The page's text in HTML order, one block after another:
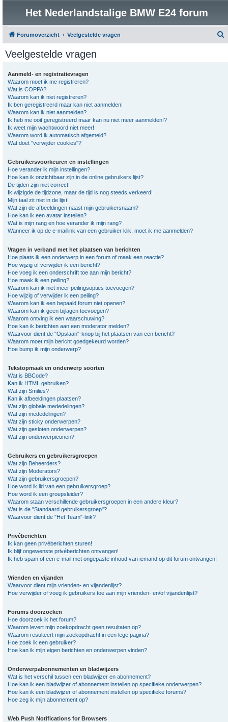
Het Nederlandstalige BMW E24 forum
Forumoverzicht Veelgestelde vragen
Veelgestelde vragen
Aanmeld- en registratievragen
Waarom moet ik me registreren?
Wat is COPPA?
Waarom kan ik niet registreren?
Ik ben geregistreerd maar kan niet aanmelden!
Waarom kan ik niet aanmelden?
Ik heb me ooit geregistreerd maar kan nu niet meer aanmelden!?
Ik weet mijn wachtwoord niet meer!
Waarom word ik automatisch afgemeld?
Wat doet "verwijder cookies"?
Gebruikersvoorkeuren en instellingen
Hoe verander ik mijn instellingen?
Hoe kan ik onzichtbaar zijn in de online gebruikers lijst?
De tijden zijn niet correct!
Ik wijzigde de tijdzone, maar de tijd is nog steeds verkeerd!
Mijn taal zit niet in de lijst!
Wat zijn de afbeeldingen naast mijn gebruikersnaam?
Hoe kan ik een avatar instellen?
Wat is mijn rang en hoe verander ik mijn rang?
Wanneer ik op de e-maillink van een gebruiker klik, moet ik me aanmelden?
Vragen in verband met het plaatsen van berichten
Hoe plaats ik een onderwerp in een forum of maak een reactie?
Hoe wijzig of verwijder ik een bericht?
Hoe voeg ik een onderschrift toe aan mijn bericht?
Hoe maak ik een peiling?
Waarom kan ik niet meer peilingsopties toevoegen?
Hoe wijzig of verwijder ik een peiling?
Waarom kan ik een bepaald forum niet openen?
Waarom kan ik geen bijlagen toevoegen?
Waarom ontving ik een waarschuwing?
Hoe kan ik berichten aan een moderator melden?
Waarvoor dient de "Opslaan"-knop bij het plaatsen van een bericht?
Waarom moet mijn bericht goedgekeurd worden?
Hoe bump ik mijn onderwerp?
Tekstopmaak en onderwerp soorten
Wat is BBCode?
Kan ik HTML gebruiken?
Wat zijn Smilies?
Kan ik afbeeldingen plaatsen?
Wat zijn globale mededelingen?
Wat zijn mededelingen?
Wat zijn sticky onderwerpen?
Wat zijn gesloten onderwerpen?
Wat zijn onderwerpiconen?
Gebruikers en gebruikersgroepen
Wat zijn Beheerders?
Wat zijn Moderators?
Wat zijn gebruikersgroepen?
Hoe word ik lid van een gebruikersgroep?
Hoe word ik een groepsleider?
Waarom staan verschillende gebruikersgroepen in een andere kleur?
Wat is de "Standaard gebruikersgroep"?
Waarvoor dient de "Het Team"-link?
Privéberichten
Ik kan geen privéberichten sturen!
Ik blijf ongewenste privéberichten ontvangen!
Ik heb spam of een e-mail met ongepaste inhoud van iemand op dit forum ontvangen!
Vrienden en vijanden
Waarvoor dient mijn vrienden- en vijandenlijst?
Hoe verwijder of voeg ik gebruikers toe aan mijn vrienden- en/of vijandenlijst?
Forums doorzoeken
Hoe doorzoek ik het forum?
Waarom levert mijn zoekopdracht geen resultaten op?
Waarom resulteert mijn zoekopdracht in een lege pagina?
Hoe zoek ik een gebruiker?
Hoe kan ik mijn eigen berichten en onderwerpen vinden?
Onderwerpabonnementen en bladwijzers
Wat is het verschil tussen een bladwijzer en abonnement?
Hoe kan ik een bladwijzer of abonnement instellen op specifieke onderwerpen?
Hoe kan ik een bladwijzer of abonnement instellen op specifieke forums?
Hoe zeg ik mijn abonnement op?
Web Push Notifications for Browsers